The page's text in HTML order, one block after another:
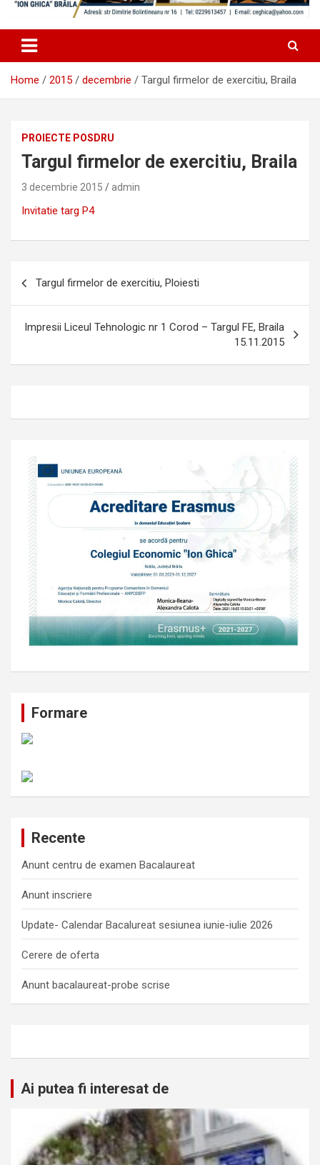
Home 2015 decembrie Targul firmelor de exercitiu, Braila
PROIECTE POSDRU
Targul firmelor de exercitiu, Braila
3 decembrie 2015 admin
Invitatie targ P4
articole
Targul firmelor de exercitiu, Ploiesti
Impresii Liceul Tehnologic nr 1 Corod – Targul FE, Braila
15.11.2015
Formare
Recente
Anunt centru de examen Bacalaureat
Anunt inscriere
Update- Calendar Bacalureat sesiunea iunie-iulie 2026
Cerere de oferta
Anunt bacalaureat-probe scrise
Ai putea fi interesat de